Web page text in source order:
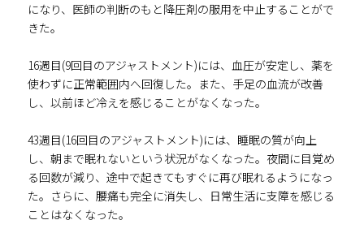
になり、医師の判断のもと降圧剤の服用を中止することがで
きた。
16週目(9回目のアジャストメント)には、血圧が安定し、薬を
使わずに正常範囲内へ回復した。また、手足の血流が改善
し、以前ほど冷えを感じることがなくなった。
43週目(16回目のアジャストメント)には、睡眠の質が向上
し、朝まで眠れないという状況がなくなった。夜間に目覚め
る回数が減り、途中で起きてもすぐに再び眠れるようになっ
た。さらに、腰痛も完全に消失し、日常生活に支障を感じる
ことはなくなった。